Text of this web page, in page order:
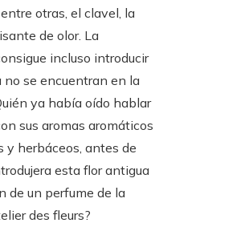
otras, el clavel, la
de olor. La
incluso introducir
no se encuentran en la
ya había oído hablar
sus aromas aromáticos
y herbáceos, antes de
esta flor antigua
de un perfume de la
des fleurs?